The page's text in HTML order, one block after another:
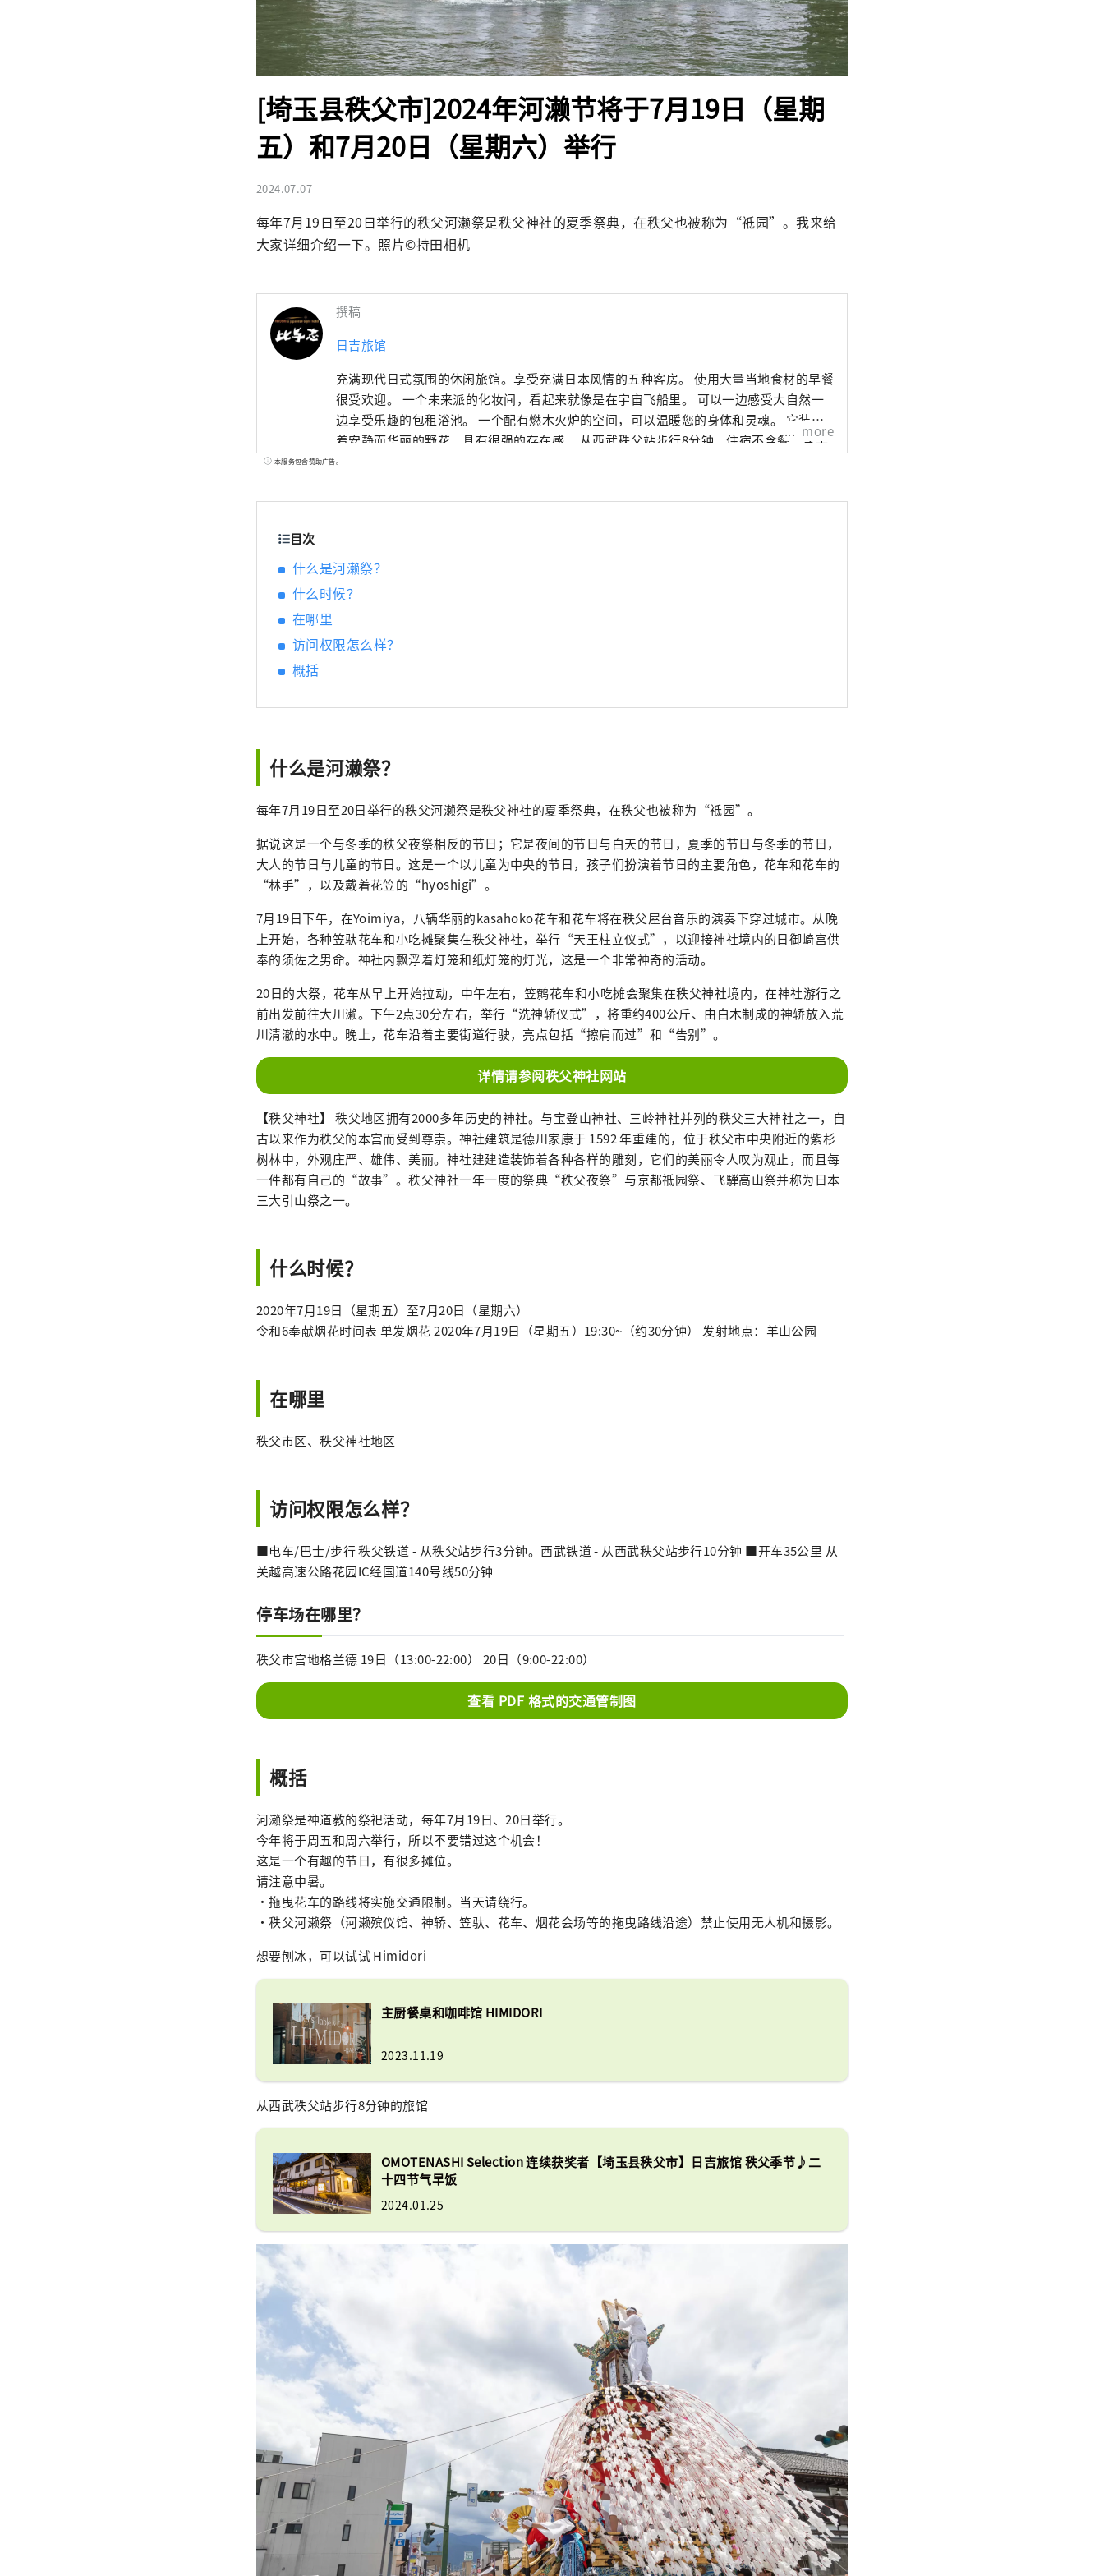
[埼玉县秩父市]2024年河濑节将于7月19日（星期
五）和7月20日（星期六）举行
2024.07.07
每年7月19日至20日举行的秩父河濑祭是秩父神社的夏季祭典，在秩父也被称为“祗园”。我来给
大家详细介绍一下。照片©持田相机
撰稿
日吉旅馆
充满现代日式氛围的休闲旅馆。享受充满日本风情的五种客房。 使用大量当地食材的早餐
很受欢迎。 一个未来派的化妆间，看起来就像是在宇宙飞船里。 可以一边感受大自然一
边享受乐趣的包租浴池。 一个配有燃木火炉的空间，可以温暖您的身体和灵魂。 它装饰
着安静而华丽的野花，具有很强的存在感。 从西武秩父站步行8分钟。住宿不含餐，含早
餐。 2022 年 OMOTENASHI Selection 获奖者
more
本服务包含赞助广告。
目次
什么是河濑祭？
什么时候？
在哪里
访问权限怎么样？
概括
什么是河濑祭？
每年7月19日至20日举行的秩父河濑祭是秩父神社的夏季祭典，在秩父也被称为“祗园”。
据说这是一个与冬季的秩父夜祭相反的节日；它是夜间的节日与白天的节日，夏季的节日与冬季的节日，
大人的节日与儿童的节日。这是一个以儿童为中央的节日，孩子们扮演着节日的主要角色，花车和花车的
“林手”，以及戴着花笠的“hyoshigi”。
7月19日下午，在Yoimiya，八辆华丽的kasahoko花车和花车将在秩父屋台音乐的演奏下穿过城市。从晚
上开始，各种笠驮花车和小吃摊聚集在秩父神社，举行“天王柱立仪式”，以迎接神社境内的日御崎宫供
奉的须佐之男命。神社内飘浮着灯笼和纸灯笼的灯光，这是一个非常神奇的活动。
20日的大祭，花车从早上开始拉动，中午左右，笠鹩花车和小吃摊会聚集在秩父神社境内，在神社游行之
前出发前往大川濑。下午2点30分左右，举行“洗神轿仪式”，将重约400公斤、由白木制成的神轿放入荒
川清澈的水中。晚上，花车沿着主要街道行驶，亮点包括“擦肩而过”和“告别”。
详情请参阅秩父神社网站
【秩父神社】 秩父地区拥有2000多年历史的神社。与宝登山神社、三岭神社并列的秩父三大神社之一，自
古以来作为秩父的本宫而受到尊崇。神社建筑是德川家康于 1592 年重建的，位于秩父市中央附近的紫杉
树林中，外观庄严、雄伟、美丽。神社建建造装饰着各种各样的雕刻，它们的美丽令人叹为观止，而且每
一件都有自己的“故事”。秩父神社一年一度的祭典“秩父夜祭”与京都祗园祭、飞騨高山祭并称为日本
三大引山祭之一。
什么时候？
2020年7月19日（星期五）至7月20日（星期六）
令和6奉献烟花时间表 单发烟花 2020年7月19日（星期五）19:30~（约30分钟） 发射地点：羊山公园
在哪里
秩父市区、秩父神社地区
访问权限怎么样？
■电车/巴士/步行 秩父铁道 - 从秩父站步行3分钟。西武铁道 - 从西武秩父站步行10分钟 ■开车35公里 从
关越高速公路花园IC经国道140号线50分钟
停车场在哪里？
秩父市宫地格兰德 19日（13:00-22:00） 20日（9:00-22:00）
查看 PDF 格式的交通管制图
概括
河濑祭是神道教的祭祀活动，每年7月19日、20日举行。
今年将于周五和周六举行，所以不要错过这个机会！
这是一个有趣的节日，有很多摊位。
请注意中暑。
・拖曳花车的路线将实施交通限制。当天请绕行。
・秩父河濑祭（河濑殡仪馆、神轿、笠驮、花车、烟花会场等的拖曳路线沿途）禁止使用无人机和摄影。
想要刨冰，可以试试 Himidori
主厨餐桌和咖啡馆 HIMIDORI
2023.11.19
从西武秩父站步行8分钟的旅馆
OMOTENASHI Selection 连续获奖者【埼玉县秩父市】日吉旅馆 秩父季节♪二
十四节气早饭
2024.01.25